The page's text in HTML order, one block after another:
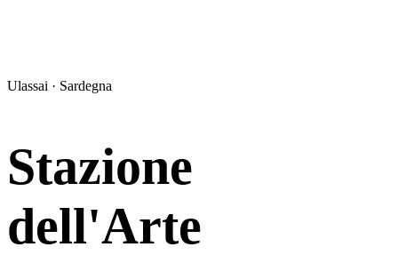
Ulassai · Sardegna
Stazione
dell'Arte